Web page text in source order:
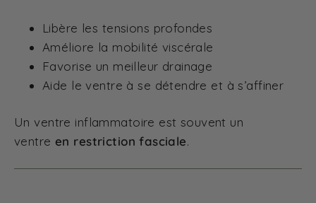
Libère les tensions profondes
Améliore la mobilité viscérale
Favorise un meilleur drainage
Aide le ventre à se détendre et à s’affiner
Un ventre inflammatoire est souvent un
ventre en restriction fasciale.